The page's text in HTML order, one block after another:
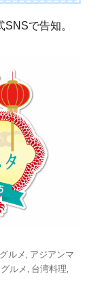
で告知。
ルメ, アジアンマ
ルメ, 台湾料理,